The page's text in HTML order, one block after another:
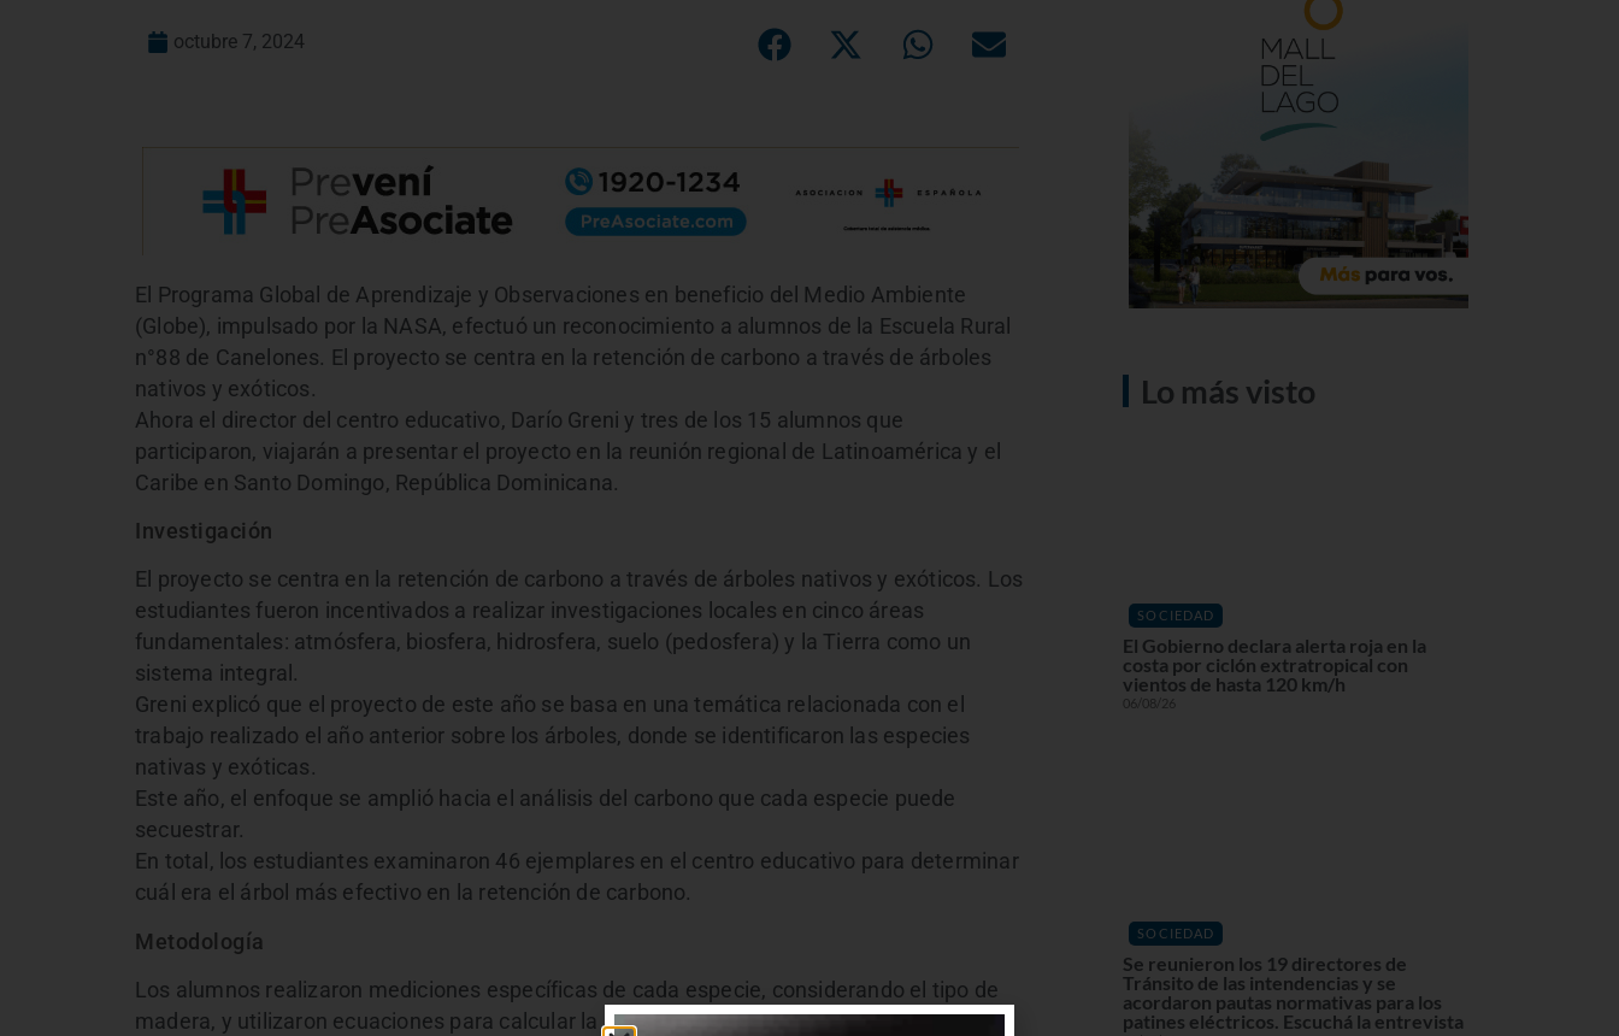
octubre 7, 2024
El Programa Global de Aprendizaje y Observaciones en beneficio del Medio Ambiente
(Globe), impulsado por la NASA, efectuó un reconocimiento a alumnos de la Escuela Rural
n°88 de Canelones. El proyecto se centra en la retención de carbono a través de árboles
nativos y exóticos.
Ahora el director del centro educativo, Darío Greni y tres de los 15 alumnos que
participaron, viajarán a presentar el proyecto en la reunión regional de Latinoamérica y el
Caribe en Santo Domingo, República Dominicana.
Investigación
El proyecto se centra en la retención de carbono a través de árboles nativos y exóticos. Los
estudiantes fueron incentivados a realizar investigaciones locales en cinco áreas
fundamentales: atmósfera, biosfera, hidrosfera, suelo (pedosfera) y la Tierra como un
sistema integral.
Greni explicó que el proyecto de este año se basa en una temática relacionada con el
trabajo realizado el año anterior sobre los árboles, donde se identificaron las especies
nativas y exóticas.
Este año, el enfoque se amplió hacia el análisis del carbono que cada especie puede
secuestrar.
En total, los estudiantes examinaron 46 ejemplares en el centro educativo para determinar
cuál era el árbol más efectivo en la retención de carbono.
Metodología
Los alumnos realizaron mediciones específicas de cada especie, considerando el tipo de
madera, y utilizaron ecuaciones para calcular la biomasa.
Lo más visto
SOCIEDAD
El Gobierno declara alerta roja en la
costa por ciclón extratropical con
vientos de hasta 120 km/h
06/08/26
SOCIEDAD
Se reunieron los 19 directores de
Tránsito de las intendencias y se
acordaron pautas normativas para los
patines eléctricos. Escuchá la entrevista